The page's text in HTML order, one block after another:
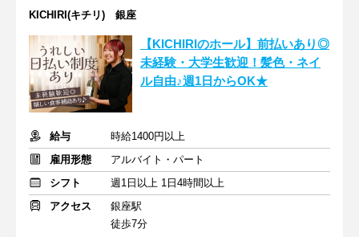
KICHIRI(キチリ) 銀座
【KICHIRIのホール】前払いあり◎
未経験・大学生歓迎！髪色・ネイ
ル自由♪週1日からOK★
給与
時給1400円以上
雇用形態
アルバイト・パート
シフト
週1日以上 1日4時間以上
アクセス
銀座駅
徒歩7分